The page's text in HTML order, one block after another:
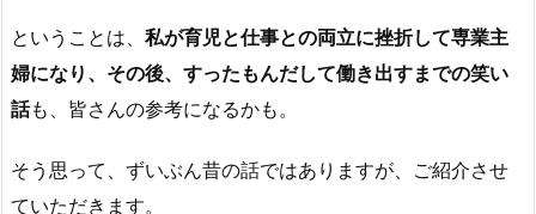
ということは、 私が育児と仕事との両立に挫折して専業主
婦になり、その後、すったもんだして働き出すまでの笑い
話も、皆さんの参考になるかも。
そう思って、ずいぶん昔の話ではありますが、ご紹介させ
ていただきます。